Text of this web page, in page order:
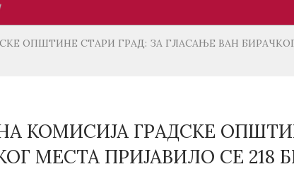
ОПШТИНЕ СТАРИ ГРАД: ЗА ГЛАСАЊЕ ВАН
КОМИСИЈА ГРАДСКЕ
МЕСТА ПРИЈАВИЛО СЕ 218